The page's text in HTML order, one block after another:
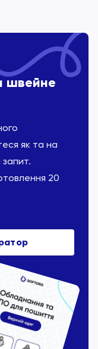
швейне
як та на
20